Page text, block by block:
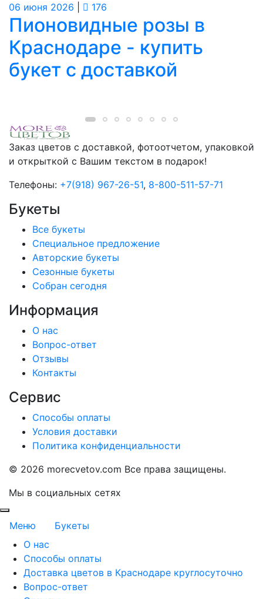
06 июня 2026 176
Пионовидные розы в
Краснодаре - купить
букет с доставкой
Заказ цветов с доставкой, фотоотчетом, упаковкой
и открыткой с Вашим текстом в подарок!
Телефоны: +7(918) 967-26-51, 8-800-511-57-71
Букеты
Все букеты
Cпециальное предложение
Авторские букеты
Сезонные букеты
Собран сегодня
Информация
О нас
Вопрос-ответ
Отзывы
Контакты
Сервис
Способы оплаты
Условия доставки
Политика конфиденциальности
© 2026 morecvetov.com Все права защищены.
Мы в социальных сетях
Меню
Букеты
О нас
Способы оплаты
Доставка цветов в Краснодаре круглосуточно
Вопрос-ответ